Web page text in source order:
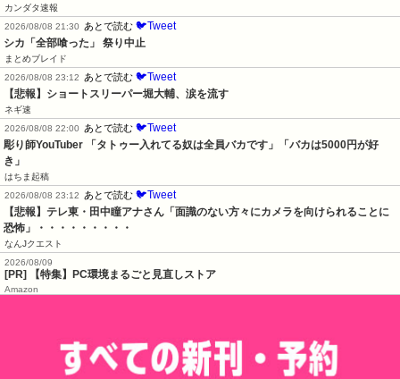
カンダタ速報
2026/08/08 21:30
あとで読む 🐦Tweet
シカ「全部喰った」 祭り中止
まとめブレイド
2026/08/08 23:12
あとで読む 🐦Tweet
【悲報】ショートスリーパー堀大輔、涙を流す
ネギ速
2026/08/08 22:00
あとで読む 🐦Tweet
彫り師YouTuber 「タトゥー入れてる奴は全員バカです」「バカは5000円が好
き」
はちま起稿
2026/08/08 23:12
あとで読む 🐦Tweet
【悲報】テレ東・田中瞳アナさん「面識のない方々にカメラを向けられることに
恐怖」・・・・・・・・・
なんJクエスト
2026/08/09
[PR] 【特集】PC環境まるごと見直しストア
Amazon